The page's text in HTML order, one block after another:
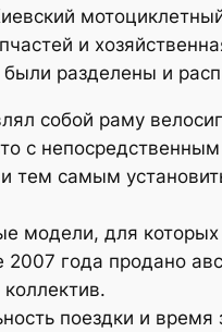
и
были разделены и
собой раму
с
и тем самым
модели, для
года продано
поездки и время